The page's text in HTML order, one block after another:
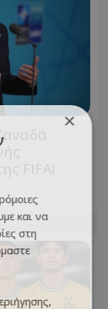
FIFA!
×
και να
στη